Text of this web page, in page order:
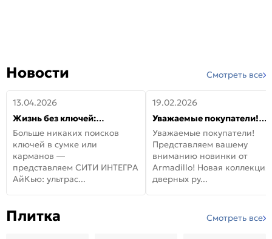
Новости Смотреть все
13.04.2026
Жизнь без ключей:
встречайте новую дверь
СИТИ ИНТЕГРА АйКью!
Больше никаких поисков
ключей в сумке или
карманов —
представляем СИТИ ИНТЕГРА
АйКью: ультрас...
19.02.2026
Уважаемые покупатели!
Представляем вашему
вниманию новинки от
Armadillo!
Уважаемые покупатели!
Представляем вашему
вниманию новинки от
Armadillo! Новая коллекция
дверных ру...
Плитка Смотреть все